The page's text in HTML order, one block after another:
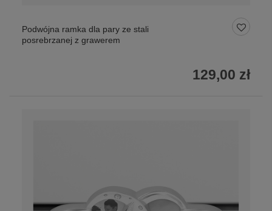
Podwójna ramka dla pary ze stali
posrebrzanej z grawerem
129,00 zł